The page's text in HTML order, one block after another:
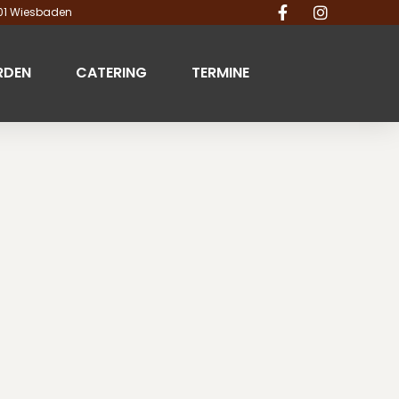
Wiesbaden
CATERING TERMINE